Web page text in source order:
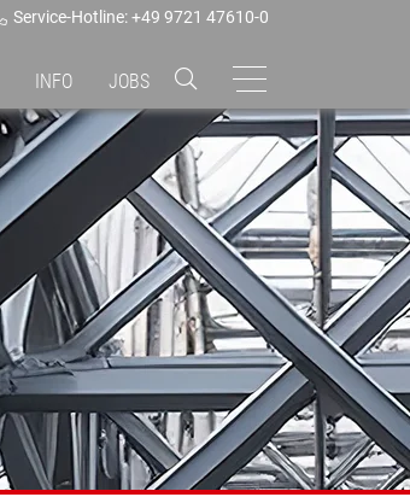
Service-Hotline: +49 9721 47610-0
INFO JOBS